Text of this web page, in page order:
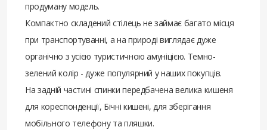
продуману модель.
Компактно складений стілець не займає багато місця
при транспортуванні, а на природі виглядає дуже
органічно з усією туристичною амуніцією. Темно-
зелений колір - дуже популярний у наших покупців.
На задній частині спинки передбачена велика кишеня
для кореспонденції, Бічні кишені, для зберігання
мобільного телефону та пляшки.